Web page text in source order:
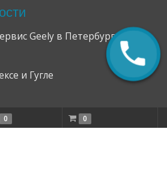
Geely в Петербурге
и Гугле
0 0